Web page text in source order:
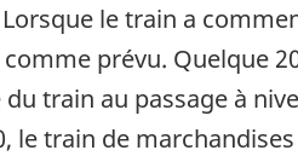
le train a
prévu. Quelque
train au passage à
le train de